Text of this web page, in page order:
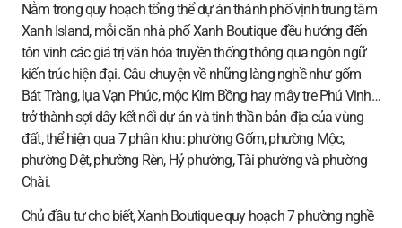
Nằm trong quy hoạch tổng thể dự án thành phố vịnh trung tâm
Xanh Island, mỗi căn nhà phố Xanh Boutique đều hướng đến
tôn vinh các giá trị văn hóa truyền thống thông qua ngôn ngữ
kiến trúc hiện đại. Câu chuyện về những làng nghề như gốm
Bát Tràng, lụa Vạn Phúc, mộc Kim Bồng hay mây tre Phú Vinh…
trở thành sợi dây kết nối dự án và tinh thần bản địa của vùng
đất, thể hiện qua 7 phân khu: phường Gốm, phường Mộc,
phường Dệt, phường Rèn, Hỷ phường, Tài phường và phường
Chài.
Chủ đầu tư cho biết, Xanh Boutique quy hoạch 7 phường nghề